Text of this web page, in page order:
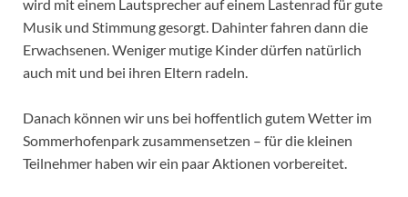
wird mit einem Lautsprecher auf einem Lastenrad für gute
Musik und Stimmung gesorgt. Dahinter fahren dann die
Erwachsenen. Weniger mutige Kinder dürfen natürlich
auch mit und bei ihren Eltern radeln.
Danach können wir uns bei hoffentlich gutem Wetter im
Sommerhofenpark zusammensetzen – für die kleinen
Teilnehmer haben wir ein paar Aktionen vorbereitet.